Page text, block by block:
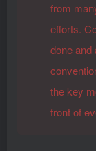
from
efforts.
done and
the key
front of